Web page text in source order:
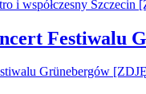
Festiwalu